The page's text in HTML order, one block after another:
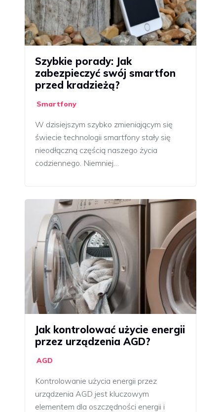
Szybkie porady: Jak
zabezpieczyć swój smartfon
przed kradzieżą?
Smartfony
W dzisiejszym szybko zmieniającym się
świecie technologii smartfony stały się
nieodłączną częścią naszego życia
codziennego. Niemniej…
Jak kontrolować użycie energii
przez urządzenia AGD?
AGD
Kontrolowanie użycia energii przez
urządzenia AGD jest kluczowym
elementem dla oszczędności energii i